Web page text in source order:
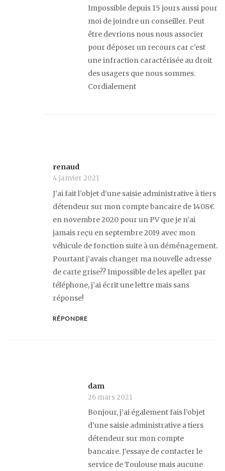
Impossible depuis 15 jours aussi pour
moi de joindre un conseiller. Peut
être devrions nous nous associer
pour déposer un recours car c’est
une infraction caractérisée au droit
des usagers que nous sommes.
Cordialement
renaud
4 janvier 2021
J’ai fait l’objet d’une saisie administrative à tiers
détendeur sur mon compte bancaire de 1408€
en novembre 2020 pour un PV que je n’ai
jamais reçu en septembre 2019 avec mon
véhicule de fonction suite à un déménagement.
Pourtant j’avais changer ma nouvelle adresse
de carte grise?? Impossible de les apeller par
téléphone, j’ai écrit une lettre mais sans
réponse!
RÉPONDRE
dam
26 mars 2021
Bonjour, j’ai également fais l’objet
d’une saisie administrative a tiers
détendeur sur mon compte
bancaire. J’essaye de contacter le
service de Toulouse mais aucune